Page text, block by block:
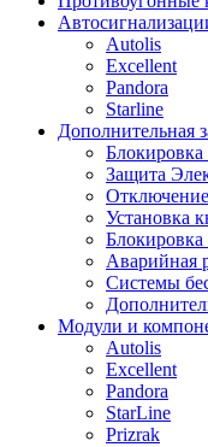
Autolis
Excellent
Pandora
Starline
Дополнительная
Блокировка
Защита
Установка
Блокировка
Аварийная
Системы
Модули и
Autolis
Excellent
Pandora
StarLine
Prizrak